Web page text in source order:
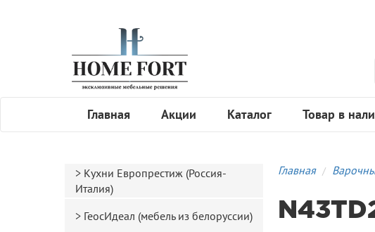
Главная Акции Каталог Товар в
Главная
Кухни Европрестиж (Россия-
Италия)
ГеосИдеал (мебель из белоруссии)